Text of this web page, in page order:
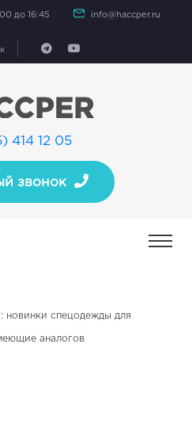
до 16:45 info@haccper.ru
414 12 05
звонок
новинки спецодежды для
аналогов